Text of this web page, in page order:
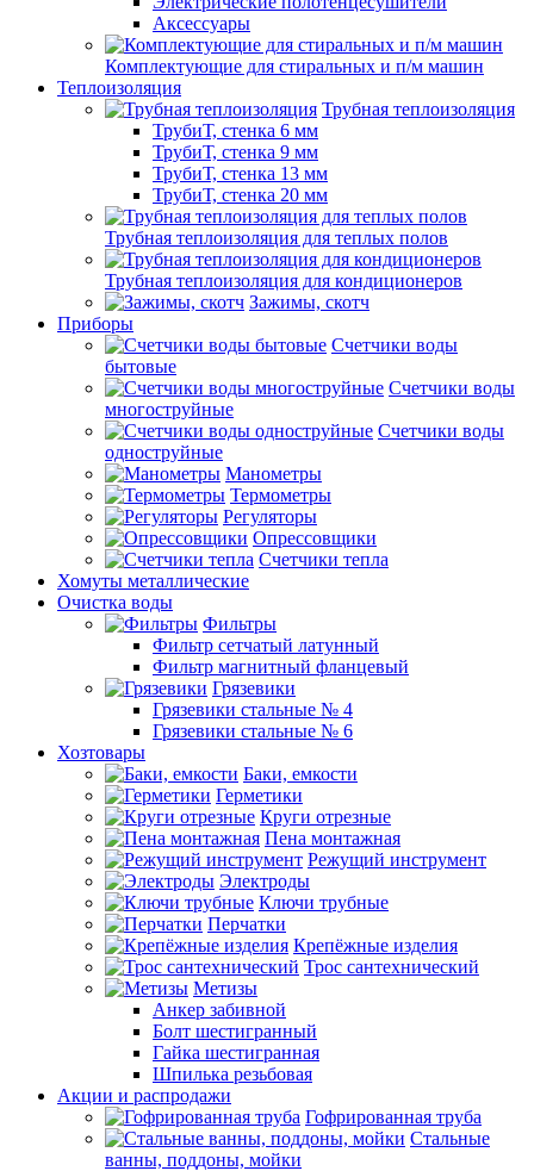
Аксессуары
Комплектующие для стиральных и п/м машин
Теплоизоляция
Трубная теплоизоляция
ТрубиТ, стенка 6 мм
ТрубиТ, стенка 9 мм
ТрубиТ, стенка 13 мм
ТрубиТ, стенка 20 мм
Трубная теплоизоляция для теплых полов
Трубная теплоизоляция для кондиционеров
Зажимы, скотч
Приборы
Счетчики воды
бытовые
Счетчики воды
многоструйные
Счетчики воды
одноструйные
Манометры
Термометры
Регуляторы
Опрессовщики
Счетчики тепла
Хомуты металлические
Очистка воды
Фильтры
Фильтр сетчатый латунный
Фильтр магнитный фланцевый
Грязевики
Грязевики стальные № 4
Грязевики стальные № 6
Хозтовары
Баки, емкости
Герметики
Круги отрезные
Пена монтажная
Режущий инструмент
Электроды
Ключи трубные
Перчатки
Крепёжные изделия
Трос сантехнический
Метизы
Анкер забивной
Болт шестигранный
Гайка шестигранная
Шпилька резьбовая
Акции и распродажи
Гофрированная труба
Стальные
ванны, поддоны, мойки